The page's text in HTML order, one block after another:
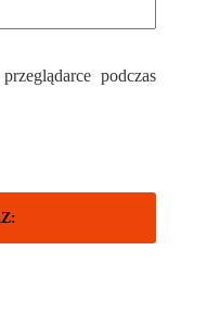
podczas